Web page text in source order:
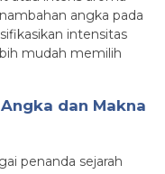
angka pada
intensitas
mudah memilih
dan Makna
penanda sejarah